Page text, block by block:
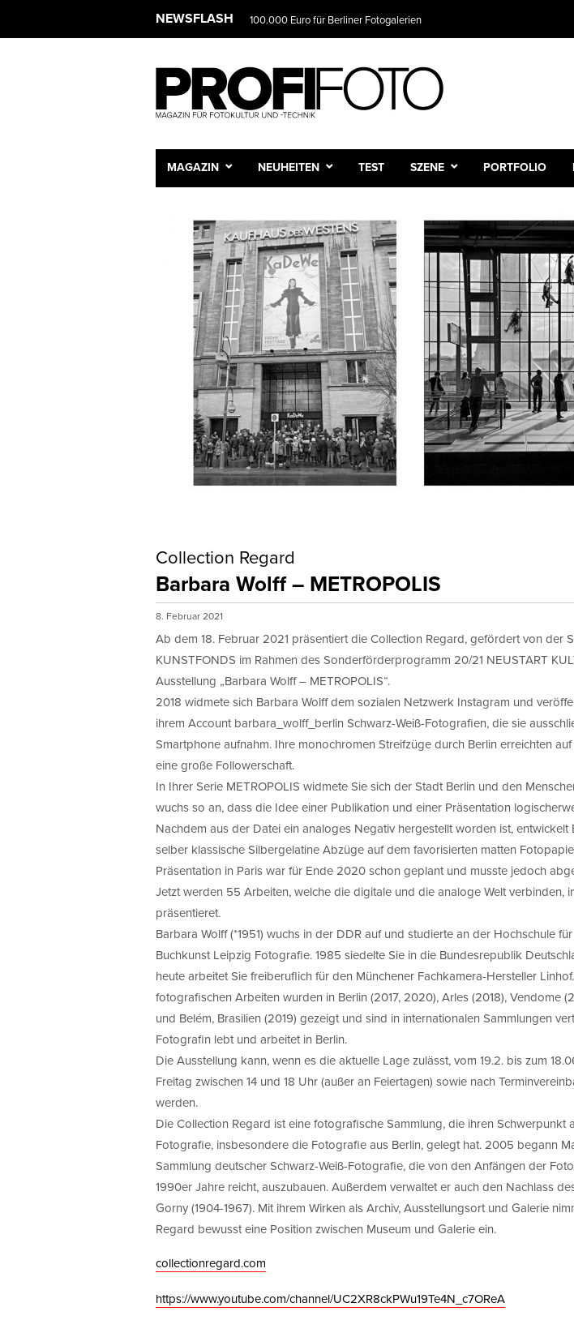
NEWSFLASH 100.000 Euro für Berliner Fotogalerien
MAGAZIN NEUHEITEN TEST SZENE PORTFOLIO
Collection Regard
Barbara Wolff – METROPOLIS
8. Februar 2021
Ab dem 18. Februar 2021 präsentiert die Collection Regard, gefördert von der
KUNSTFONDS im Rahmen des Sonderförderprogramm 20/21 NEUSTART
Ausstellung „Barbara Wolff – METROPOLIS“.
2018 widmete sich Barbara Wolff dem sozialen Netzwerk Instagram und
ihrem Account barbara_wolff_berlin Schwarz-Weiß-Fotografien, die sie
Smartphone aufnahm. Ihre monochromen Streifzüge durch Berlin erreichten
eine große Followerschaft.
In Ihrer Serie METROPOLIS widmete Sie sich der Stadt Berlin und den
wuchs so an, dass die Idee einer Publikation und einer Präsentation
Nachdem aus der Datei ein analoges Negativ hergestellt worden ist, entwickelt
selber klassische Silbergelatine Abzüge auf dem favorisierten matten
Präsentation in Paris war für Ende 2020 schon geplant und musste jedoch
Jetzt werden 55 Arbeiten, welche die digitale und die analoge Welt verbinden,
präsentieret.
Barbara Wolff (*1951) wuchs in der DDR auf und studierte an der Hochschule
Buchkunst Leipzig Fotografie. 1985 siedelte Sie in die Bundesrepublik
heute arbeitet Sie freiberuflich für den Münchener Fachkamera-Hersteller
fotografischen Arbeiten wurden in Berlin (2017, 2020), Arles (2018), Vendome
und Belém, Brasilien (2019) gezeigt und sind in internationalen Sammlungen
Fotografin lebt und arbeitet in Berlin.
Die Ausstellung kann, wenn es die aktuelle Lage zulässt, vom 19.2. bis zum
Freitag zwischen 14 und 18 Uhr (außer an Feiertagen) sowie nach
werden.
Die Collection Regard ist eine fotografische Sammlung, die ihren Schwerpunkt
Fotografie, insbesondere die Fotografie aus Berlin, gelegt hat. 2005 begann
Sammlung deutscher Schwarz-Weiß-Fotografie, die von den Anfängen der
1990er Jahre reicht, auszubauen. Außerdem verwaltet er auch den Nachlass
Gorny (1904-1967). Mit ihrem Wirken als Archiv, Ausstellungsort und Galerie
Regard bewusst eine Position zwischen Museum und Galerie ein.
collectionregard.com
https://www.youtube.com/channel/UC2XR8ckPWu19Te4N_c7OReA